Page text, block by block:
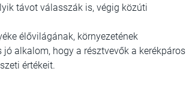
távot válasszák is, végig közúti
élővilágának, környezetének
alkalom, hogy a résztvevők a kerékpáros
értékeit.